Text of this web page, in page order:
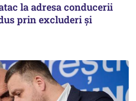
la adresa conducerii
prin excluderi și